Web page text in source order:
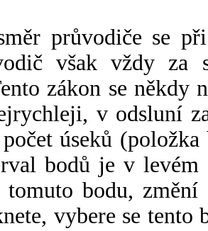
průvodiče se
však vždy za
zákon se někdy
v odsluní
úseků
bodů je v
bodu,
vybere se tento